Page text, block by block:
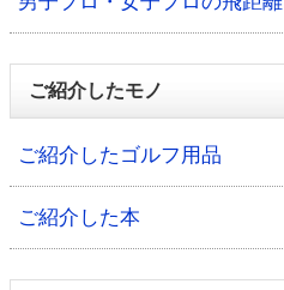
ご紹介したモノ
ご紹介したゴルフ用品
ご紹介した本